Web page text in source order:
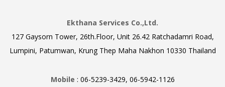
Ekthana Services Co.,Ltd.
127 Gaysorn Tower, 26th.Floor, Unit 26.42 Ratchadamri Road,
Lumpini, Patumwan, Krung Thep Maha Nakhon 10330 Thailand
Mobile : 06-5239-3429, 06-5942-1126